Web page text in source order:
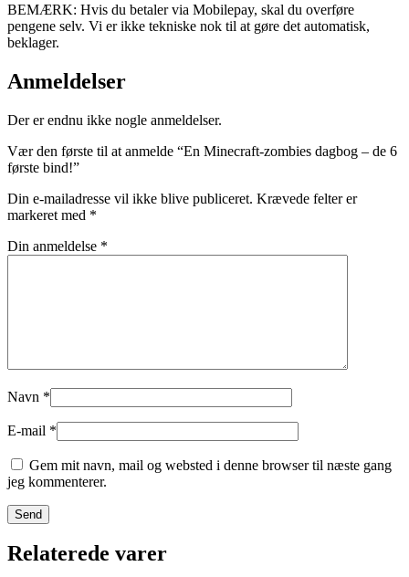
BEMÆRK: Hvis du betaler via Mobilepay, skal du overføre
pengene selv. Vi er ikke tekniske nok til at gøre det automatisk,
beklager.
Anmeldelser
Der er endnu ikke nogle anmeldelser.
Vær den første til at anmelde “En Minecraft-zombies dagbog – de 6
første bind!”
Din e-mailadresse vil ikke blive publiceret. Krævede felter er
markeret med *
Din anmeldelse *
Navn *
E-mail *
Gem mit navn, mail og websted i denne browser til næste gang
jeg kommenterer.
Relaterede varer